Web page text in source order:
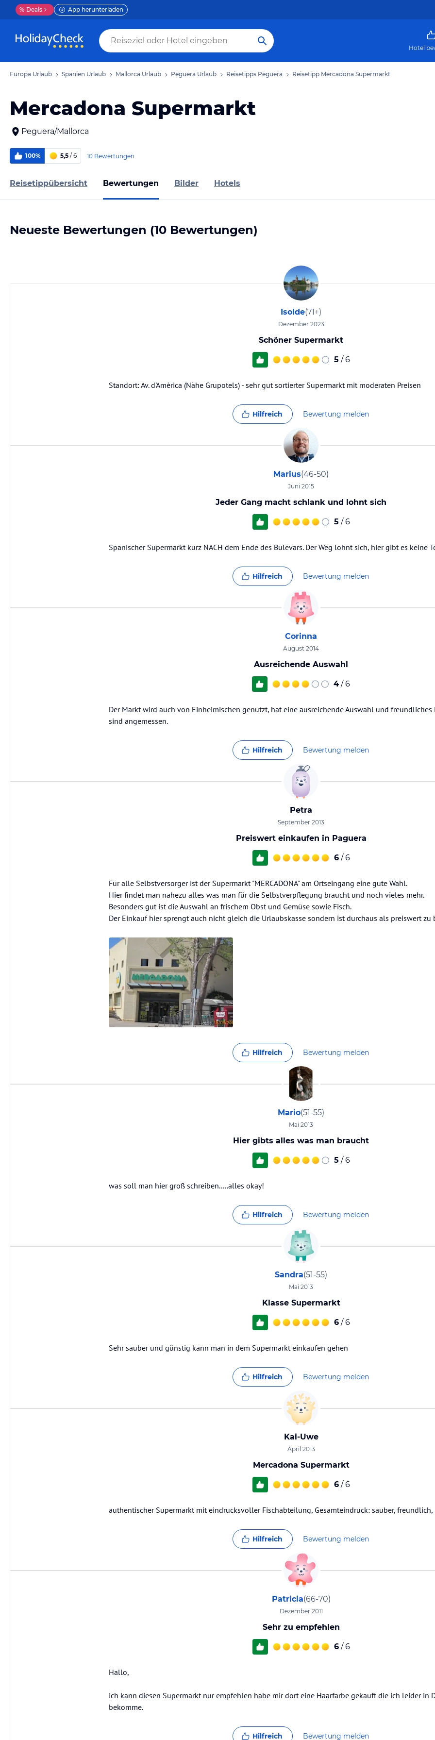
% Deals App herunterladen
Hotel
Europa Urlaub Spanien Urlaub Mallorca Urlaub Peguera Urlaub Reisetipps Peguera Reisetipp Mercadona Supermarkt
Mercadona Supermarkt
Peguera/Mallorca
100% 5,5 / 6 10 Bewertungen
Reisetippübersicht Bewertungen Bilder Hotels
Neueste Bewertungen (10 Bewertungen)
Isolde(71+)
Dezember 2023
Schöner Supermarkt
5 / 6
Standort: Av. d'Amèrica (Nähe Grupotels) - sehr gut sortierter Supermarkt mit moderaten Preisen
Hilfreich Bewertung melden
Marius(46-50)
Juni 2015
Jeder Gang macht schlank und lohnt sich
5 / 6
Spanischer Supermarkt kurz NACH dem Ende des Bulevars. Der Weg lohnt sich, hier gibt es keine
Hilfreich Bewertung melden
Corinna
August 2014
Ausreichende Auswahl
4 / 6
Der Markt wird auch von Einheimischen genutzt, hat eine ausreichende Auswahl und freundliches
sind angemessen.
Hilfreich Bewertung melden
Petra
September 2013
Preiswert einkaufen in Paguera
6 / 6
Für alle Selbstversorger ist der Supermarkt "MERCADONA" am Ortseingang eine gute Wahl.
Hier findet man nahezu alles was man für die Selbstverpflegung braucht und noch vieles mehr.
Besonders gut ist die Auswahl an frischem Obst und Gemüse sowie Fisch.
Der Einkauf hier sprengt auch nicht gleich die Urlaubskasse sondern ist durchaus als preiswert zu
Hilfreich Bewertung melden
Mario(51-55)
Mai 2013
Hier gibts alles was man braucht
5 / 6
was soll man hier groß schreiben.....alles okay!
Hilfreich Bewertung melden
Sandra(51-55)
Mai 2013
Klasse Supermarkt
6 / 6
Sehr sauber und günstig kann man in dem Supermarkt einkaufen gehen
Hilfreich Bewertung melden
Kai-Uwe
April 2013
Mercadona Supermarkt
6 / 6
authentischer Supermarkt mit eindrucksvoller Fischabteilung, Gesamteindruck: sauber,
Hilfreich Bewertung melden
Patricia(66-70)
Dezember 2011
Sehr zu empfehlen
6 / 6
Hallo,
ich kann diesen Supermarkt nur empfehlen habe mir dort eine Haarfarbe gekauft die ich leider in
bekomme.
Hilfreich Bewertung melden